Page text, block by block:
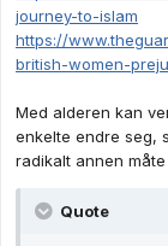
journey-to-islam
https://
british-women-
Med alderen kan
enkelte endre seg,
radikalt annen
Quote